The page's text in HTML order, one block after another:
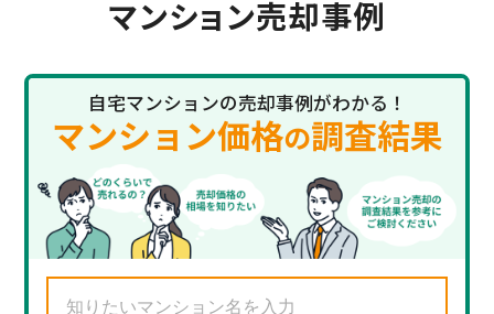
マンション売却事例
自宅マンションの売却事例がわかる！
マンション価格の調査結果